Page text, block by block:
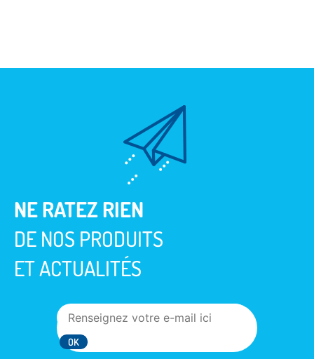
NE RATEZ RIEN
DE NOS PRODUITS
ET ACTUALITÉS